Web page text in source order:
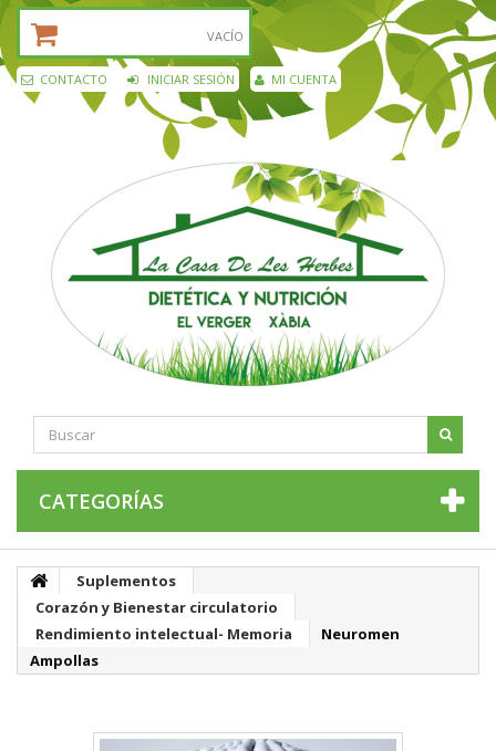
VACÍO
CONTACTO INICIAR SESIÓN MI CUENTA
CATEGORÍAS
Suplementos
Corazón y Bienestar circulatorio
Rendimiento intelectual- Memoria
Neuromen
Ampollas